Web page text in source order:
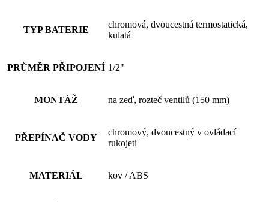
TYP BATERIE
chromová, dvoucestná termostatická,
kulatá
PRŮMĚR PŘIPOJENÍ 1/2"
MONTÁŽ na zeď, rozteč ventilů (150 mm)
PŘEPÍNAČ VODY
chromový, dvoucestný v ovládací
rukojeti
MATERIÁL kov / ABS